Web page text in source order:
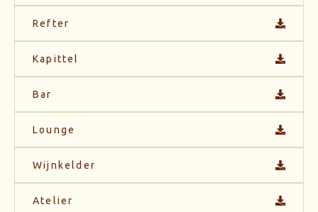
Refter
Kapittel
Bar
Lounge
Wijnkelder
Atelier